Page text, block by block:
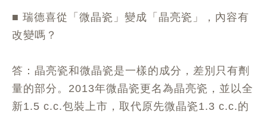
■ 瑞德喜從「微晶瓷」變成「晶亮瓷」，內容有
改變嗎？
答：晶亮瓷和微晶瓷是一樣的成分，差別只有劑
量的部分。2013年微晶瓷更名為晶亮瓷，並以全
新1.5 c.c.包裝上市，取代原先微晶瓷1.3 c.c.的